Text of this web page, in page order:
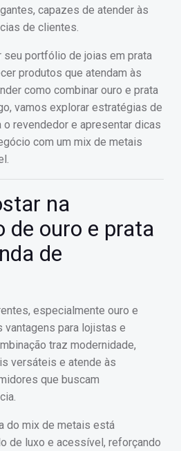
capazes de atender às
de clientes.
seu portfólio de joias em prata
produtos que atendam às
como combinar ouro e prata
vamos explorar estratégias de
revendedor e apresentar dicas
com um mix de metais
na
de ouro e prata
de
especialmente ouro e
vantagens para lojistas e
traz modernidade,
versáteis e atende às
que buscam
do mix de metais está
de luxo e acessível, reforçando